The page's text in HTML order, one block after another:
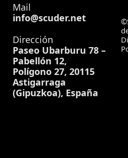
Mail
info@scuder.net
Dirección
Paseo Ubarburu 78 –
Pabellón 12,
Polígono 27, 20115
Astigarraga
(Gipuzkoa), España